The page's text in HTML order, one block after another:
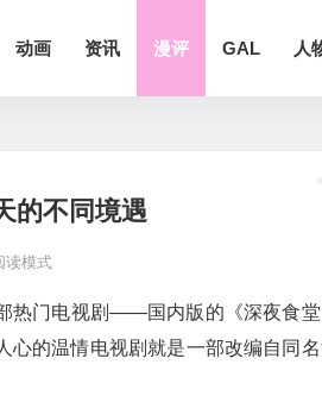
动画 资讯 漫评 GAL 人
的不同境遇
读模式
热门电视剧——国内版的《深夜食
心的温情电视剧就是一部改编自同